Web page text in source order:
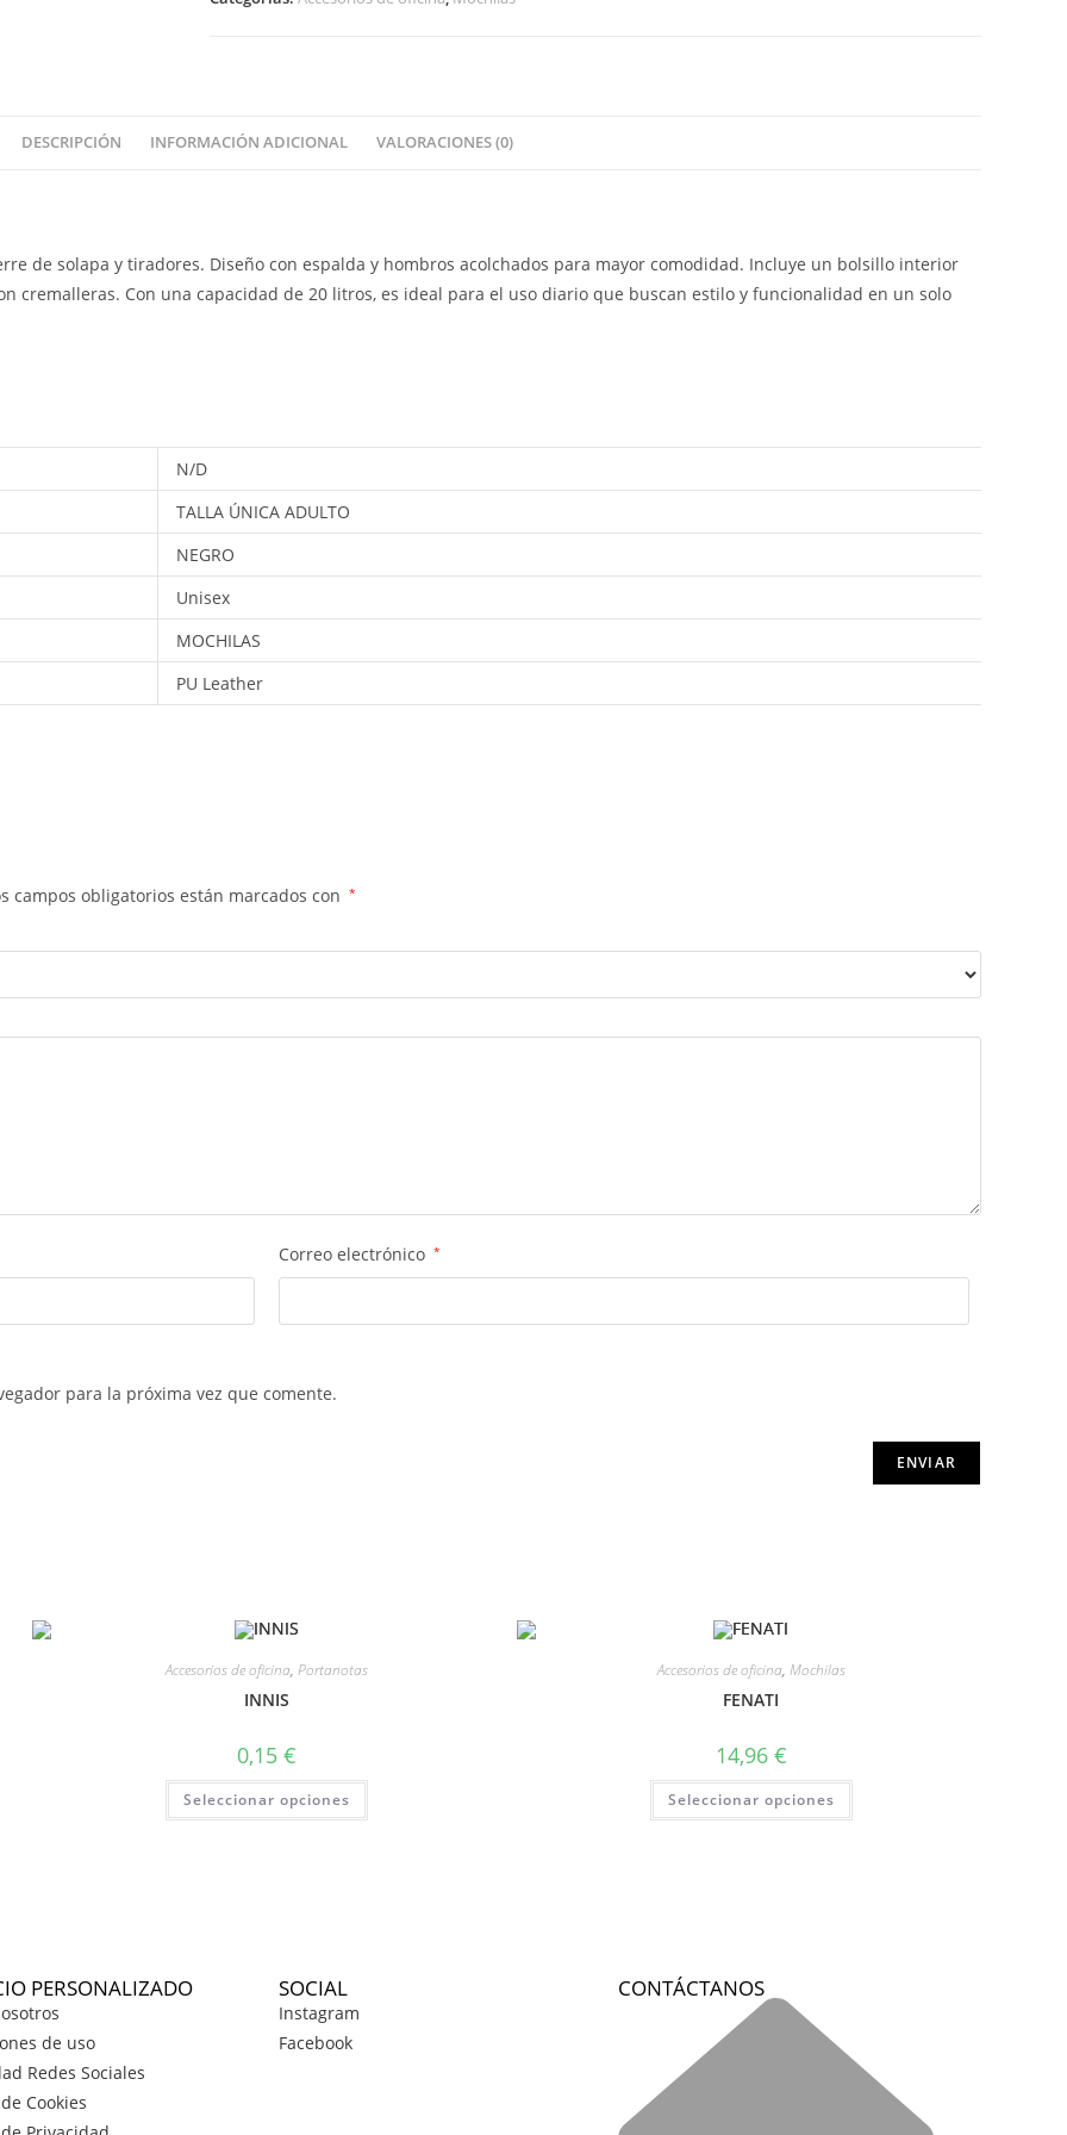
DESCRIPCIÓN INFORMACIÓN ADICIONAL VALORACIONES (0)
de solapa y tiradores. Diseño con espalda y hombros acolchados para mayor comodidad. Incluye un bolsillo interior
cremalleras. Con una capacidad de 20 litros, es ideal para el uso diario que buscan estilo y funcionalidad en un solo
N/D
TALLA ÚNICA ADULTO
NEGRO
Unisex
MOCHILAS
PU Leather
campos obligatorios están marcados con *
Correo electrónico *
para la próxima vez que comente.
Accesorios de oficina, Portanotas
INNIS
0,15 €
Seleccionar opciones
Accesorios de oficina, Mochilas
FENATI
14,96 €
Seleccionar opciones
PERSONALIZADO
de uso
Redes Sociales
Cookies
SOCIAL
Instagram
Facebook
CONTÁCTANOS